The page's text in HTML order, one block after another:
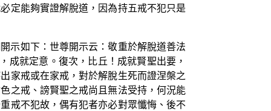
定能夠實證解脫道，因為持五戒不犯只是
示如下：世尊開示云：敬重於解脫道善法
成就定意。復次，比丘！成就賢聖出要，
家戒或在家戒，對於解脫生死而證涅槃之
之戒、謗賢聖之戒尚且無法受持，何況能
戒不犯故，偶有犯者亦必對眾懺悔、後不